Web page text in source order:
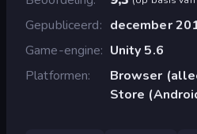
Gepubliceerd
december
Game-engine
Unity 5.6
Platformen
Browser
Store